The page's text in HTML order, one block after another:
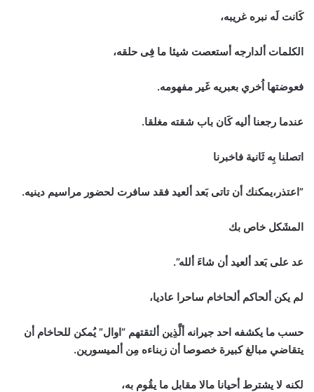
كَانت لَه نبره غريبه،
الكلمات ألدارجه أستعصت شيئا ما فِى حلقه،
فعوضتها اُخري بعبريه غَير مفهومه.
عندما رجعنا أليه كَان باب شقته مغلقا.
اتصلنا بِه ثَانية فاخبرنا
”اعتذر،يمكنك أن تاتى بَعد ألعيد فقد سافرت لحضور مراسيم دينيه.
المشَكل خاص بك
عد على بَعد ألعيد أن شاءَ ألله”.
لم يكن ألحاكم ألحاخام ساحرا عاديا،
حسب ما يكشفه احد جيرانه ألَّذِين ألتقتهم “اوال” يُمكن للحاخام أن
يتقاضي مبالغ كبيرة خصوصا أن زبناءه مِن ألميسورين.
لكنه لا يشترط أحيانا مالا مقابل ما يقُوم به،